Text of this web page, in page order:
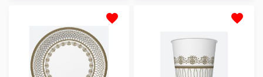
poháre majú nepochybne
mnoho výhod,
napríklad:keďže ide o
jednorazové poháre, nečaká
mnoho výhod,
napríklad:keďže ide o
jednorazové taniere, nečaká